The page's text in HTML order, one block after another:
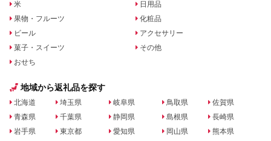
米
果物・フルーツ
ビール
菓子・スイーツ
おせち
日用品
化粧品
アクセサリー
その他
地域から返礼品を探す
北海道
青森県
岩手県
埼玉県
千葉県
東京都
岐阜県
静岡県
愛知県
鳥取県
島根県
岡山県
佐賀県
長崎県
熊本県